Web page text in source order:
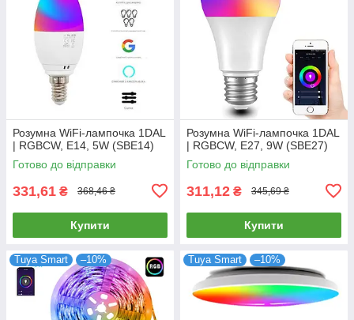
Розумна WiFi-лампочка 1DAL
| RGBCW, E14, 5W (SBE14)
Готово до відправки
331,61 ₴ 368,46 ₴
Купити
Розумна WiFi-лампочка 1DAL
| RGBCW, E27, 9W (SBE27)
Готово до відправки
311,12 ₴ 345,69 ₴
Купити
Tuya Smart –10% Tuya Smart –10%